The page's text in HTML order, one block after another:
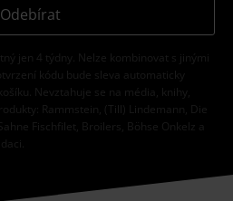
Odebírat
jen 4 týdny. Nelze kombinovat s jinými
kódu bude sleva automaticky
Nevztahuje se na média, knihy,
Rammstein, (Till) Lindemann, Die
Fischfilet, Broilers, Böhse Onkelz a